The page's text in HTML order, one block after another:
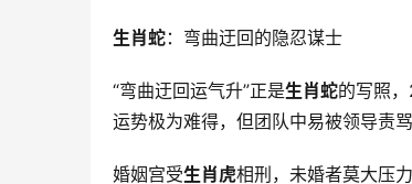
生肖蛇：弯曲迂回的隐忍谋士
“弯曲迂回运气升”正是生肖蛇的写照
运势极为难得，但团队中易被领导责
婚姻宫受生肖虎相刑，未婚者莫大压